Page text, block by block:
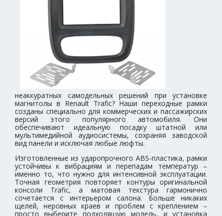
неаккуратных самодельных решений при установке
магнитолы в Renault Trafic? Наши переходные рамки
созданы специально для коммерческих и пассажирских
версий этого популярного автомобиля. Они
обеспечивают идеальную посадку штатной или
мультимедийной аудиосистемы, сохраняя заводской
вид панели и исключая любые люфты.
Изготовленные из ударопрочного ABS-пластика, рамки
устойчивы к вибрациям и перепадам температур –
именно то, что нужно для интенсивной эксплуатации.
Точная геометрия повторяет контуры оригинальной
консоли Trafic, а матовая текстура гармонично
сочетается с интерьером салона. Больше никаких
щелей, неровных краев и проблем с креплением –
просто выберите подходящую модель, и установка